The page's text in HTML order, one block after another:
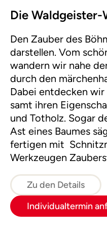
Die
Den Zauber des
darstellen. Vom
wandern wir nahe
durch den
Dabei entdecken
samt ihren
und Totholz. Sogar
Ast eines Baumes
fertigen mit
Werkzeugen
Waldes, die wir mit
erwecken.
Zu den Details
Individualtermin